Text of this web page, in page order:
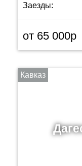
Заезды:
от 65 000p
Кавказ